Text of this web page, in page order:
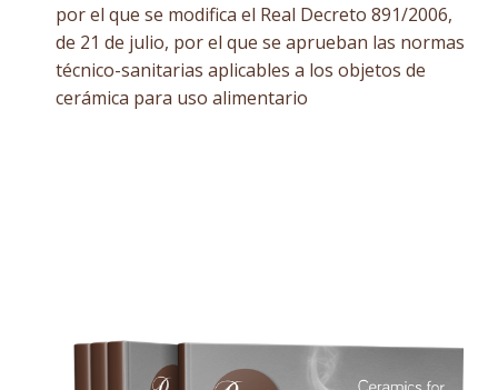
por el que se modifica el Real Decreto 891/2006,
de 21 de julio, por el que se aprueban las normas
técnico-sanitarias aplicables a los objetos de
cerámica para uso alimentario